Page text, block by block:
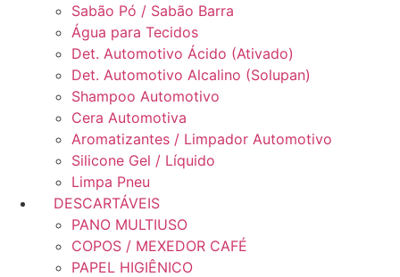
Sabão Pó / Sabão Barra
Água para Tecidos
Det. Automotivo Ácido (Ativado)
Det. Automotivo Alcalino (Solupan)
Shampoo Automotivo
Cera Automotiva
Aromatizantes / Limpador Automotivo
Silicone Gel / Líquido
Limpa Pneu
DESCARTÁVEIS
PANO MULTIUSO
COPOS / MEXEDOR CAFÉ
PAPEL HIGIÊNICO